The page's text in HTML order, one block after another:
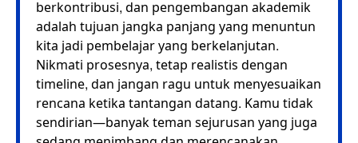
berkontribusi, dan pengembangan akademik
adalah tujuan jangka panjang yang menuntun
kita jadi pembelajar yang berkelanjutan.
Nikmati prosesnya, tetap realistis dengan
timeline, dan jangan ragu untuk menyesuaikan
rencana ketika tantangan datang. Kamu tidak
sendirian—banyak teman sejurusan yang juga